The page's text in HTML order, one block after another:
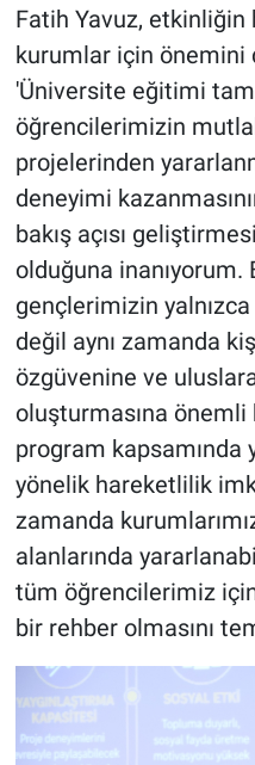
Fatih Yavuz,
kurumlar için önemini
'Üniversite eğitimi
öğrencilerimizin
projelerinden
deneyimi
bakış açısı
olduğuna inanıyorum.
gençlerimizin
değil aynı zamanda
özgüvenine ve
oluşturmasına önemli
program kapsamında
yönelik hareketlilik
zamanda
alanlarında
tüm öğrencilerimiz
bir rehber olmasını